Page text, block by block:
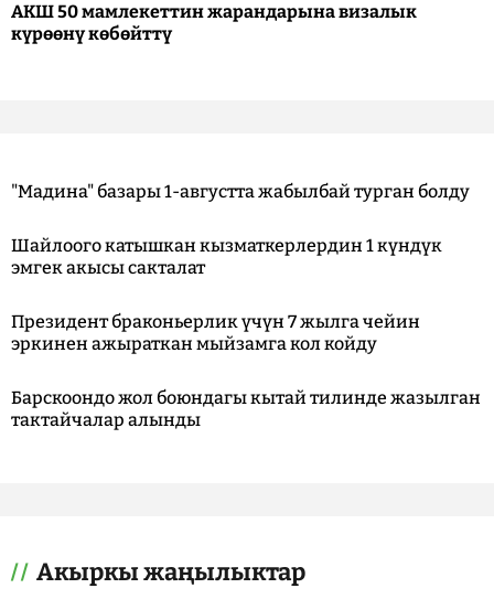
АКШ 50 мамлекеттин жарандарына визалык
күрөөнү көбөйттү
"Мадина" базары 1-августта жабылбай турган болду
Шайлоого катышкан кызматкерлердин 1 күндүк
эмгек акысы сакталат
Президент браконьерлик үчүн 7 жылга чейин
эркинен ажыраткан мыйзамга кол койду
Барскоондо жол боюндагы кытай тилинде жазылган
тактайчалар алынды
Акыркы жаңылыктар